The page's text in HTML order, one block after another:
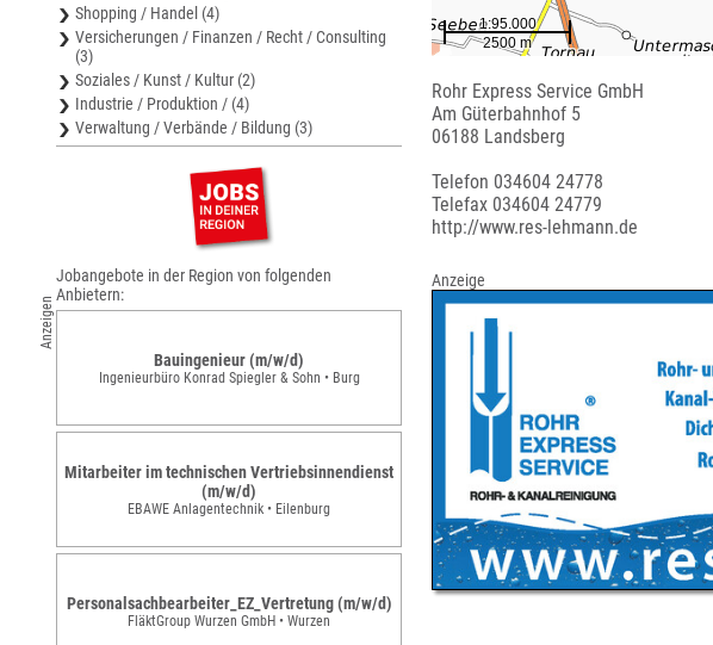
Rohr Express Service GmbH
Am Güterbahnhof 5
06188 Landsberg
Telefon 034604 24778
Telefax 034604 24779
http://www.res-lehmann.de
Anzeige
Shopping / Handel (4)
Versicherungen / Finanzen / Recht / Consulting
(3)
Soziales / Kunst / Kultur (2)
Industrie / Produktion / (4)
Verwaltung / Verbände / Bildung (3)
Anzeigen
Jobangebote in der Region von folgenden
Anbietern:
Bauingenieur (m/w/d)
Ingenieurbüro Konrad Spiegler & Sohn • Burg
Mitarbeiter im technischen Vertriebsinnendienst
(m/w/d)
EBAWE Anlagentechnik • Eilenburg
Personalsachbearbeiter_EZ_Vertretung (m/w/d)
FläktGroup Wurzen GmbH • Wurzen